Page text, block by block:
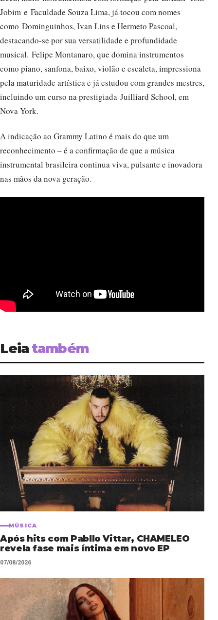
Jobim e Faculdade Souza Lima, já tocou com nomes
como Dominguinhos, Ivan Lins e Hermeto Pascoal,
destacando-se por sua versatilidade e profundidade
musical. Felipe Montanaro, que domina instrumentos
como piano, sanfona, baixo, violão e escaleta, impressiona
pela maturidade artística e já estudou com grandes mestres,
incluindo um curso na prestigiada Juilliard School, em
Nova York.
A indicação ao Grammy Latino é mais do que um
reconhecimento – é a confirmação de que a música
instrumental brasileira continua viva, pulsante e inovadora
nas mãos da nova geração.
Leiatambém
MÚSICA
Após hits com Pabllo Vittar, CHAMELEO
revela fase mais íntima em novo EP
07/08/2026